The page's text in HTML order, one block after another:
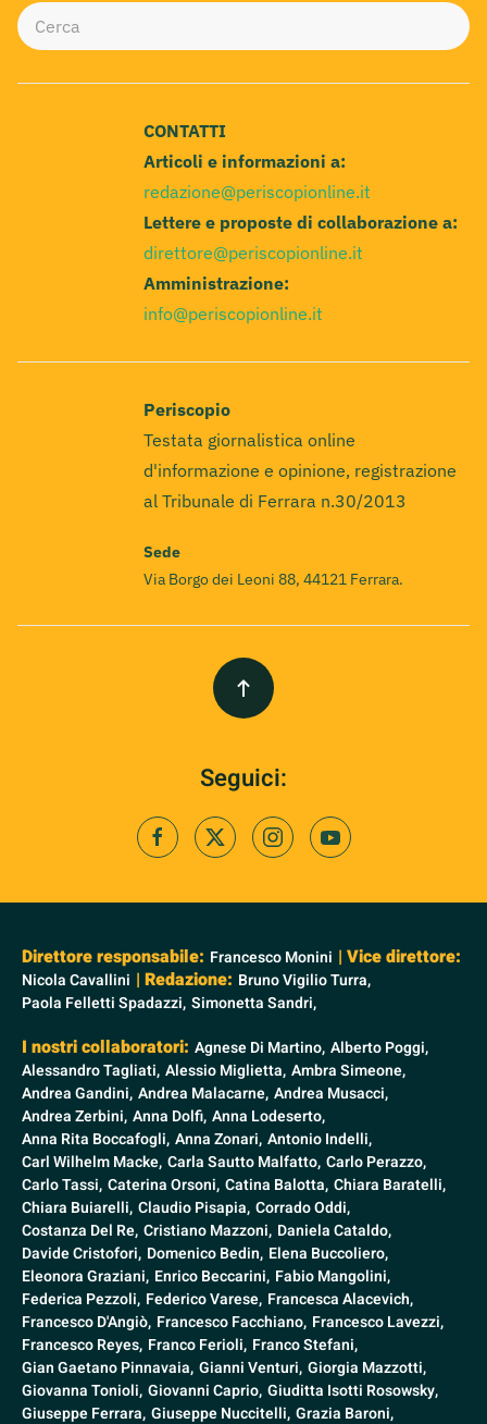
CONTATTI
Articoli e informazioni a:
redazione@periscopionline.it
Lettere e proposte di collaborazione a:
direttore@periscopionline.it
Amministrazione:
info@periscopionline.it
Periscopio
Testata giornalistica online
d'informazione e opinione, registrazione
al Tribunale di Ferrara n.30/2013
Sede
Via Borgo dei Leoni 88, 44121 Ferrara.
Seguici:
Direttore responsabile: Francesco Monini | Vice direttore:
Nicola Cavallini | Redazione: Bruno Vigilio Turra,
Paola Felletti Spadazzi, Simonetta Sandri,
I nostri collaboratori: Agnese Di Martino, Alberto Poggi,
Alessandro Tagliati, Alessio Miglietta, Ambra Simeone,
Andrea Gandini, Andrea Malacarne, Andrea Musacci,
Andrea Zerbini, Anna Dolfi, Anna Lodeserto,
Anna Rita Boccafogli, Anna Zonari, Antonio Indelli,
Carl Wilhelm Macke, Carla Sautto Malfatto, Carlo Perazzo,
Carlo Tassi, Caterina Orsoni, Catina Balotta, Chiara Baratelli,
Chiara Buiarelli, Claudio Pisapia, Corrado Oddi,
Costanza Del Re, Cristiano Mazzoni, Daniela Cataldo,
Davide Cristofori, Domenico Bedin, Elena Buccoliero,
Eleonora Graziani, Enrico Beccarini, Fabio Mangolini,
Federica Pezzoli, Federico Varese, Francesca Alacevich,
Francesco D'Angiò, Francesco Facchiano, Francesco Lavezzi,
Francesco Reyes, Franco Ferioli, Franco Stefani,
Gian Gaetano Pinnavaia, Gianni Venturi, Giorgia Mazzotti,
Giovanna Tonioli, Giovanni Caprio, Giuditta Isotti Rosowsky,
Giuseppe Ferrara, Giuseppe Nuccitelli, Grazia Baroni,